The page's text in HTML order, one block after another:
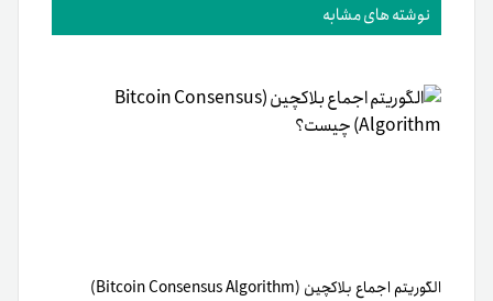
نوشته های مشابه
الگوریتم اجماع بلاکچین (Bitcoin Consensus Algorithm)